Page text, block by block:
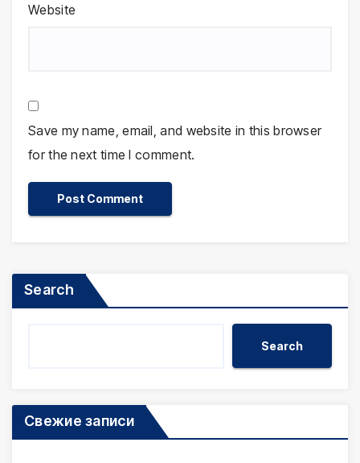
Website
Save my name, email, and website in this browser
for the next time I comment.
Search
Search
Свежие записи